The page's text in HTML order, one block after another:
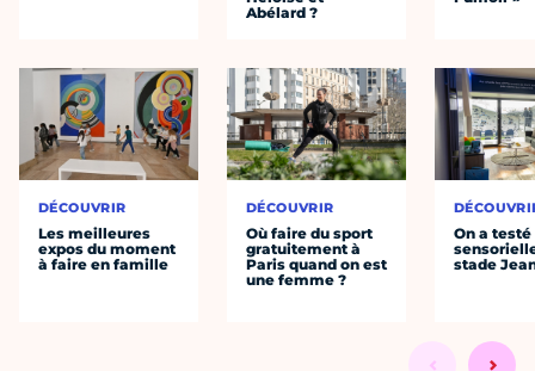
DÉCOUVRIR
Les meilleures
expos du moment
à faire en famille
Abélard ?
DÉCOUVRIR
Où faire du sport
gratuitement à
Paris quand on est
une femme ?
On a
stade